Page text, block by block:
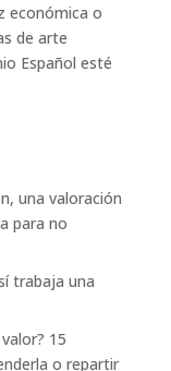
económica o
de arte
Español esté
una valoración
para no
trabaja una
15
o repartir